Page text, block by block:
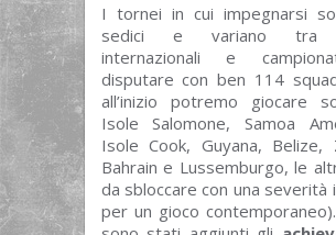
I tornei in cui impegnarsi
sedici e variano tra
internazionali e
disputare con ben 114
all’inizio potremo giocare
Isole Salomone, Samoa
Isole Cook, Guyana, Belize,
Bahrain e Lussemburgo, le
da sbloccare con una severità
per un gioco